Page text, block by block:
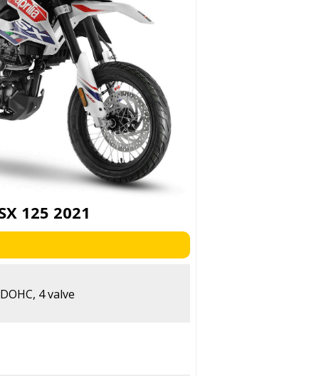
125 2021
4 valve